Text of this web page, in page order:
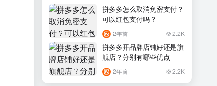
拼多多怎么取消免密支付？
可以红包支付吗？
2年前 2.2K
拼多多开品牌店铺好还是旗
舰店？分别有哪些优点
2年前 2.2K